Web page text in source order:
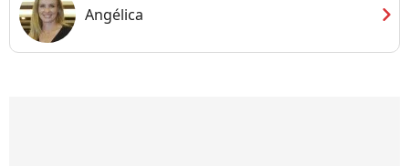
Angélica chevron_right